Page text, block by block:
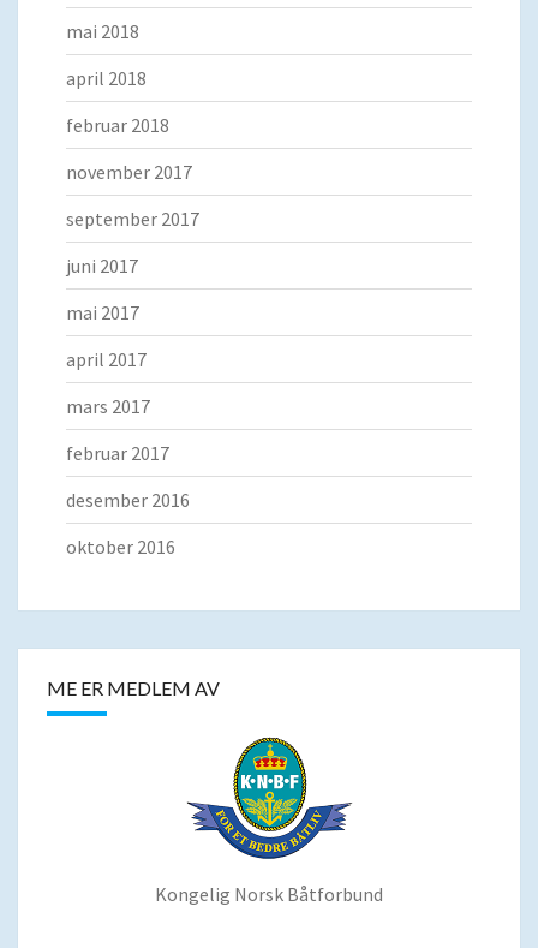
mai 2018
april 2018
februar 2018
november 2017
september 2017
juni 2017
mai 2017
april 2017
mars 2017
februar 2017
desember 2016
oktober 2016
ME ER MEDLEM AV
Kongelig Norsk Båtforbund